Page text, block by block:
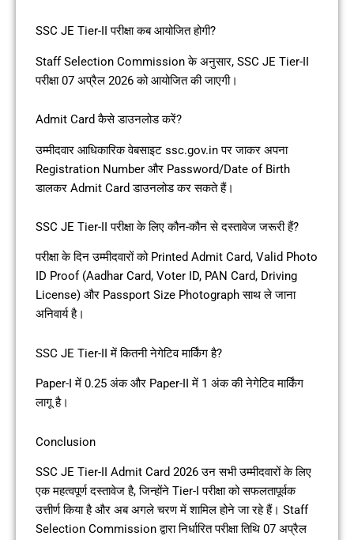
SSC JE Tier-II परीक्षा कब आयोजित होगी?
Staff Selection Commission के अनुसार, SSC JE Tier-II
परीक्षा 07 अप्रैल 2026 को आयोजित की जाएगी।
Admit Card कैसे डाउनलोड करें?
उम्मीदवार आधिकारिक वेबसाइट ssc.gov.in पर जाकर अपना
Registration Number और Password/Date of Birth
डालकर Admit Card डाउनलोड कर सकते हैं।
SSC JE Tier-II परीक्षा के लिए कौन-कौन से दस्तावेज जरूरी हैं?
परीक्षा के दिन उम्मीदवारों को Printed Admit Card, Valid Photo
ID Proof (Aadhar Card, Voter ID, PAN Card, Driving
License) और Passport Size Photograph साथ ले जाना
अनिवार्य है।
SSC JE Tier-II में कितनी नेगेटिव मार्किंग है?
Paper-I में 0.25 अंक और Paper-II में 1 अंक की नेगेटिव मार्किंग
लागू है।
Conclusion
SSC JE Tier-II Admit Card 2026 उन सभी उम्मीदवारों के लिए
एक महत्वपूर्ण दस्तावेज है, जिन्होंने Tier-I परीक्षा को सफलतापूर्वक
उत्तीर्ण किया है और अब अगले चरण में शामिल होने जा रहे हैं। Staff
Selection Commission द्वारा निर्धारित परीक्षा तिथि 07 अप्रैल